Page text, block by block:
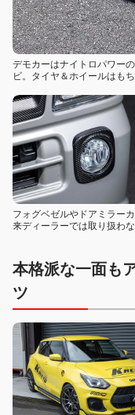
デモカーはナイトロパワー
ビ。タイヤ＆ホイールはも
フォグベゼルやドアミラー
来ディーラーでは取り扱わ
本格派な一面も
ツ